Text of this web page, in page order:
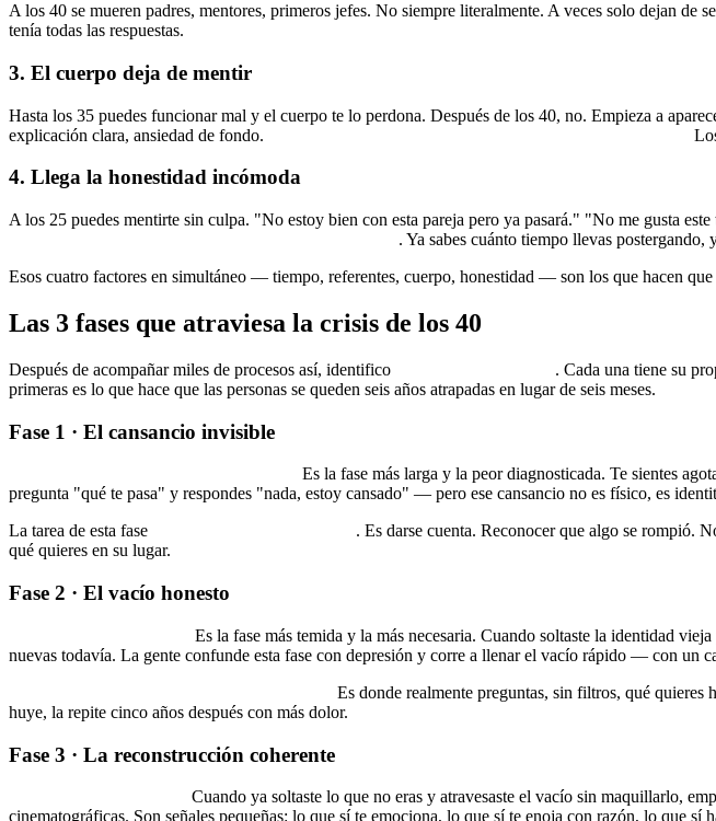
A los 40 se mueren padres, mentores, primeros jefes. No siempre literalmente. A veces solo dejan de
tenía todas las respuestas.
3. El cuerpo deja de mentir
Hasta los 35 puedes funcionar mal y el cuerpo te lo perdona. Después de los 40, no. Empieza a
explicación clara, ansiedad de fondo.
4. Llega la honestidad incómoda
A los 25 puedes mentirte sin culpa. "No estoy bien con esta pareja pero ya pasará." "No me gusta
. Ya sabes cuánto tiempo llevas
Esos cuatro factores en simultáneo — tiempo, referentes, cuerpo, honestidad — son los que hacen que
Las 3 fases que atraviesa la crisis de los 40
Después de acompañar miles de procesos así, identifico
. Cada una tiene su
primeras es lo que hace que las personas se queden seis años atrapadas en lugar de seis meses.
Fase 1 · El cansancio invisible
Es la fase más larga y la peor diagnosticada. Te sientes
pregunta "qué te pasa" y respondes "nada, estoy cansado" — pero ese cansancio no es físico, es
La tarea de esta fase
. Es darse cuenta. Reconocer que algo se rompió.
qué quieres en su lugar.
Fase 2 · El vacío honesto
Es la fase más temida y la más necesaria. Cuando soltaste la identidad
nuevas todavía. La gente confunde esta fase con depresión y corre a llenar el vacío rápido — con un
Es donde realmente preguntas, sin filtros, qué
huye, la repite cinco años después con más dolor.
Fase 3 · La reconstrucción coherente
Cuando ya soltaste lo que no eras y atravesaste el vacío sin maquillarlo,
cinematográficas. Son señales pequeñas: lo que sí te emociona, lo que sí te enoja con razón, lo que